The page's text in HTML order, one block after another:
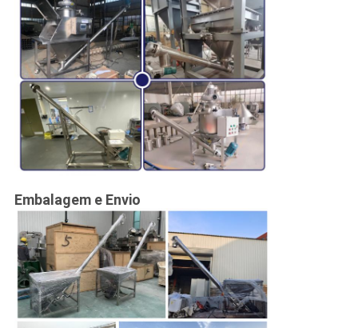
Embalagem e Envio